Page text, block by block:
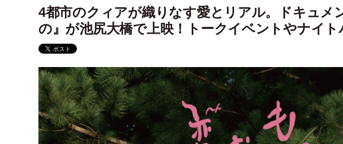
4都市のクィアが織りなす愛とリアル。ドキュメ
の』が池尻大橋で上映！トークイベントやナイト